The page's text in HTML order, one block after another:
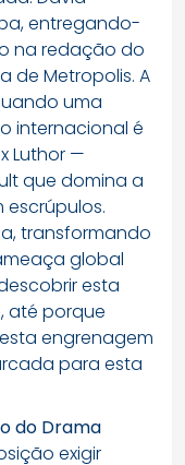
entregando-
na redação do
de Metropolis. A
uma
internacional é
Luthor —
que domina a
transformando
global
esta
até porque
engrenagem
para esta
do Drama
exigir